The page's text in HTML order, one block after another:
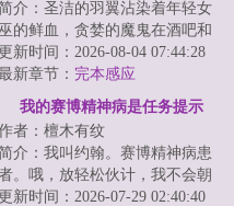
介：圣洁的羽翼沾染着年轻女
的鲜血，贪婪的魔鬼在酒吧和
舞池中蛊惑着不坚定的灵魂。最
邃的海沟中伫...
更新时间：2026-08-04 07:44:28
新章节： 完本感应
我的赛博精神病是任务提示
者：檀木有纹
介：我叫约翰。赛博精神病患
。哦，放轻松伙计，我不会朝
你开枪……大概。我能看见很多
更新时间：2026-07-29 02:40:40